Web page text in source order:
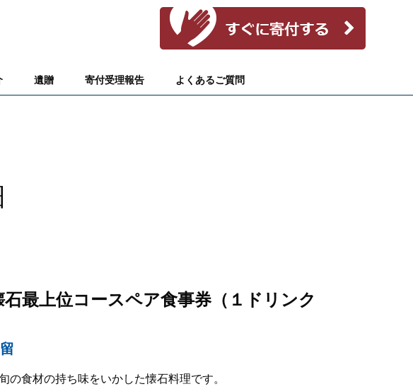
遺贈 寄付受理報告 よくあるご質問
石最上位コースペア食事券（１ドリンク
の食材の持ち味をいかした懐石料理です。